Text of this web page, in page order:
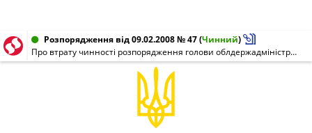
Розпорядження від 09.02.2008 № 47(Чинний)
Про втрату чинності розпорядження голови облдержадміністрації від 24 січня 2007 року N 28